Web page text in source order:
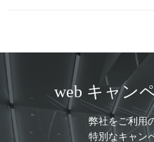
web キャン
弊社をご利用
特別なキャン